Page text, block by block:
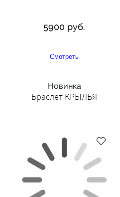
5900 руб.
Смотреть
Новинка
Браслет КРЫЛЬЯ